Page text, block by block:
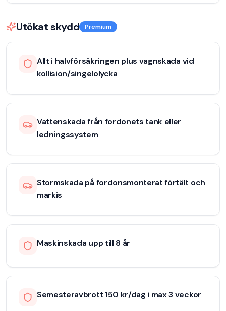
Utökat skydd Premium
Allt i halvförsäkringen plus vagnskada vid
kollision/singelolycka
Vattenskada från fordonets tank eller
ledningssystem
Stormskada på fordonsmonterat förtält och
markis
Maskinskada upp till 8 år
Semesteravbrott 150 kr/dag i max 3 veckor